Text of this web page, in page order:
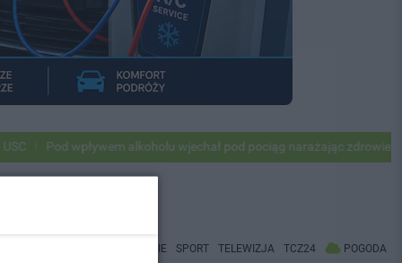
Pod wpływem alkoholu wjechał pod pociąg narażając zdrowie i
CO BĘDZIE SPORT TELEWIZJA TCZ24 POGODA